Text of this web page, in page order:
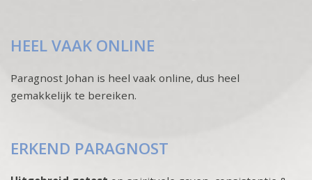
HEEL VAAK ONLINE
Paragnost Johan is heel vaak online, dus heel
gemakkelijk te bereiken.
ERKEND PARAGNOST